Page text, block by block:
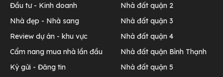
Đầu tư - Kinh doanh
Nhà đẹp - Nhà sang
Review dự án - khu vực
Cẩm nang mua nhà lần đầu
Ký gửi - Đăng tin
Nhà đất quận 2
Nhà đất quận 3
Nhà đất quận 4
Nhà đất quận Bình Thạnh
Nhà đất quận 5